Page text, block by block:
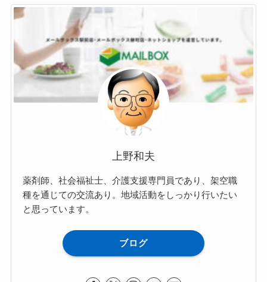
上野和夫
薬剤師、社会福祉士、介護支援専門員であり、架空職
種を通じての交流あり。地域活動をしっかり行いたい
と思っています。
ブログ